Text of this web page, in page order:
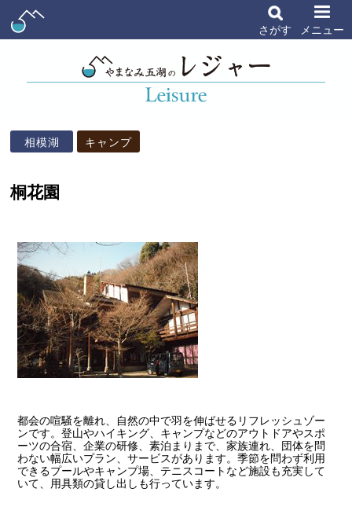
さがす メニュー
相模湖 キャンプ
桐花園
都会の喧騒を離れ、自然の中で羽を伸ばせるリフレッシュゾー
ンです。登山やハイキング、キャンプなどのアウトドアやスポ
ーツの合宿、企業の研修、素泊まりまで、家族連れ、団体を問
わない幅広いプラン、サービスがあります。季節を問わず利用
できるプールやキャンプ場、テニスコートなど施設も充実して
いて、用具類の貸し出しも行っています。